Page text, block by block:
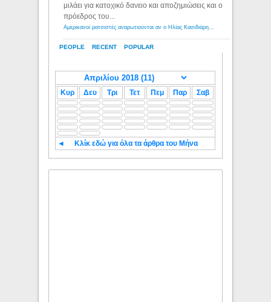
PEOPLE RECENT POPULAR
μιλάει για κατοχικό δανειο και αποζημιώσεις και ο
πρόεδρος του...
Αμερικανοί ρατσιστές αναρωτιούνται αν ο Ηλίας Κασιδιάρης ανήκει στη λευκή φυλή... - Λόγιος Ερμής
Κυρ Δευ Τρι Τετ Πεμ Παρ Σαβ
◄ Κλίκ εδώ για όλα τα άρθρα του Μήνα